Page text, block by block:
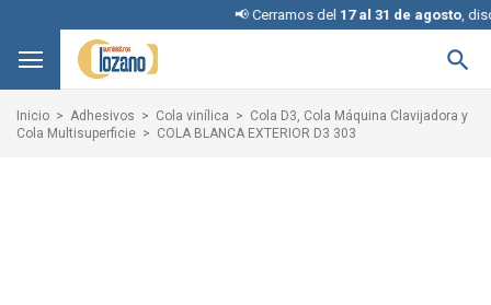
📢 Cerramos del17 al 31 de agosto, disculpe

Inicio Adhesivos Cola vinílica
Cola D3, Cola Máquina Clavijadora y
Cola Multisuperficie
COLA BLANCA EXTERIOR D3 303